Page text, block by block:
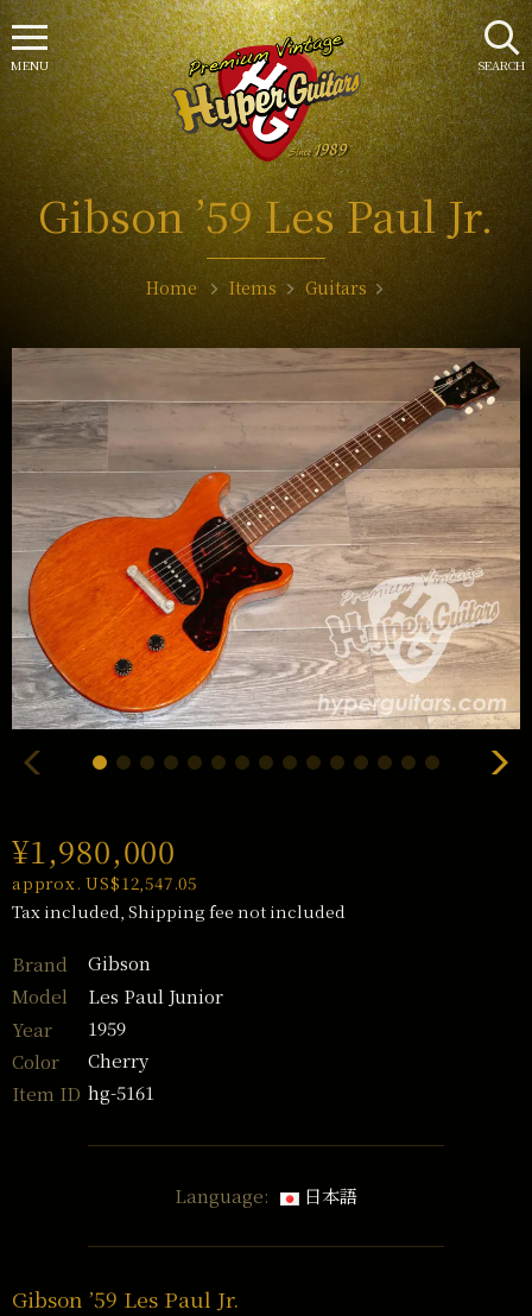
Gibson ’59 Les Paul Jr.
Home Items Guitars
¥1,980,000
approx. US$12,547.05
Tax included, Shipping fee not included
Brand
Gibson
Model
Les Paul Junior
Year
1959
Color
Cherry
Item ID hg-5161
Language: 日本語
Gibson ’59 Les Paul Jr.
SEARCH
MENU